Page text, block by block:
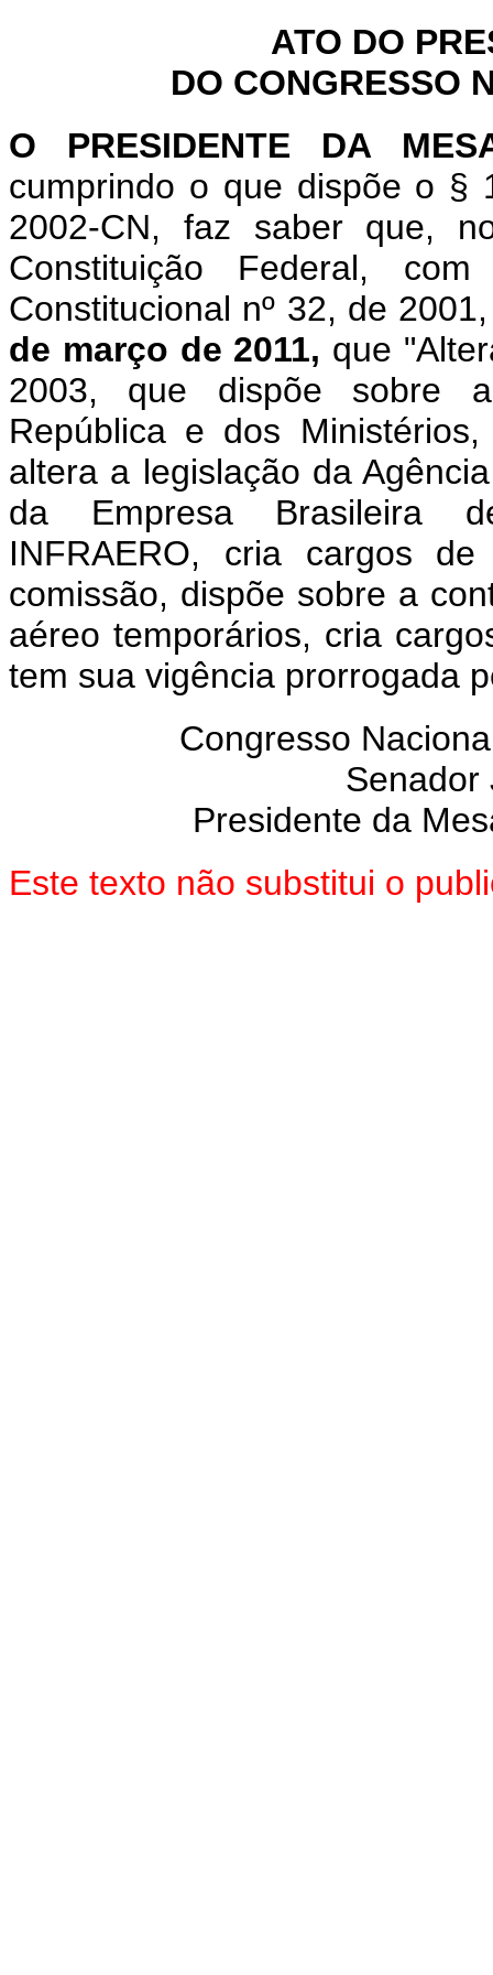
ATO DO
DO CONGRESSO
O PRESIDENTE DA
cumprindo o que dispõe o §
2002-CN, faz saber que,
Constituição Federal,
Constitucional nº 32, de
de março de 2011, que
2003, que dispõe sobre
República e dos
altera a legislação da
da Empresa Brasileira
INFRAERO, cria cargos
comissão, dispõe sobre a
aéreo temporários, cria
tem sua vigência prorrogada
Congresso
Senador
Presidente da
Este texto não substitui o